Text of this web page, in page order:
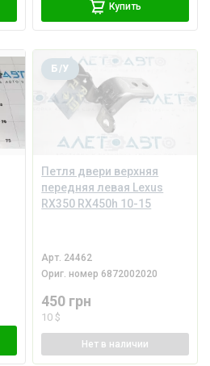
Купить
Петля двери верхняя
передняя левая Lexus
RX350 RX450h 10-15
Б/У
Арт. 24462
Ориг. номер 6872002020
450 грн
10 $
Нет в наличии